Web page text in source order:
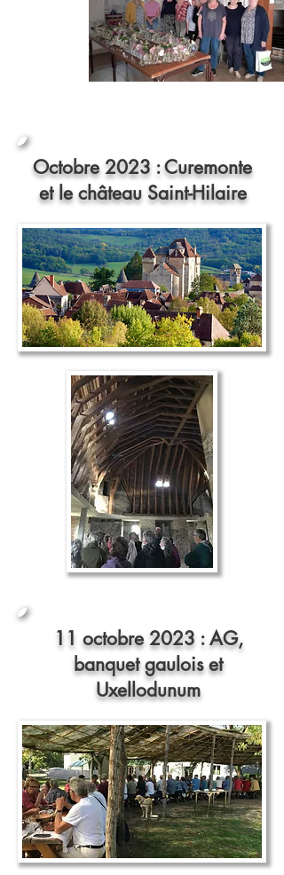
Octobre 2023 : Curemonte
et le château Saint-Hilaire
11 octobre 2023 : AG,
banquet gaulois et
Uxellodunum